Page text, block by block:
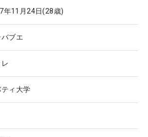
年11月24日(28歳)
バブエ
ティ大学